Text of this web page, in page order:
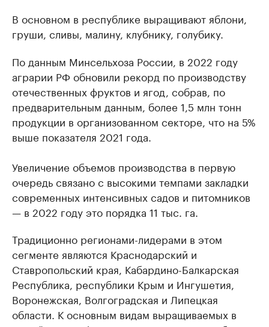
В основном в республике выращивают яблони,
груши, сливы, малину, клубнику, голубику.
По данным Минсельхоза России, в 2022 году
аграрии РФ обновили рекорд по производству
отечественных фруктов и ягод, собрав, по
предварительным данным, более 1,5 млн тонн
продукции в организованном секторе, что на 5%
выше показателя 2021 года.
Увеличение объемов производства в первую
очередь связано с высокими темпами закладки
современных интенсивных садов и питомников
— в 2022 году это порядка 11 тыс. га.
Традиционно регионами-лидерами в этом
сегменте являются Краснодарский и
Ставропольский края, Кабардино-Балкарская
Республика, республики Крым и Ингушетия,
Воронежская, Волгоградская и Липецкая
области. К основным видам выращиваемых в